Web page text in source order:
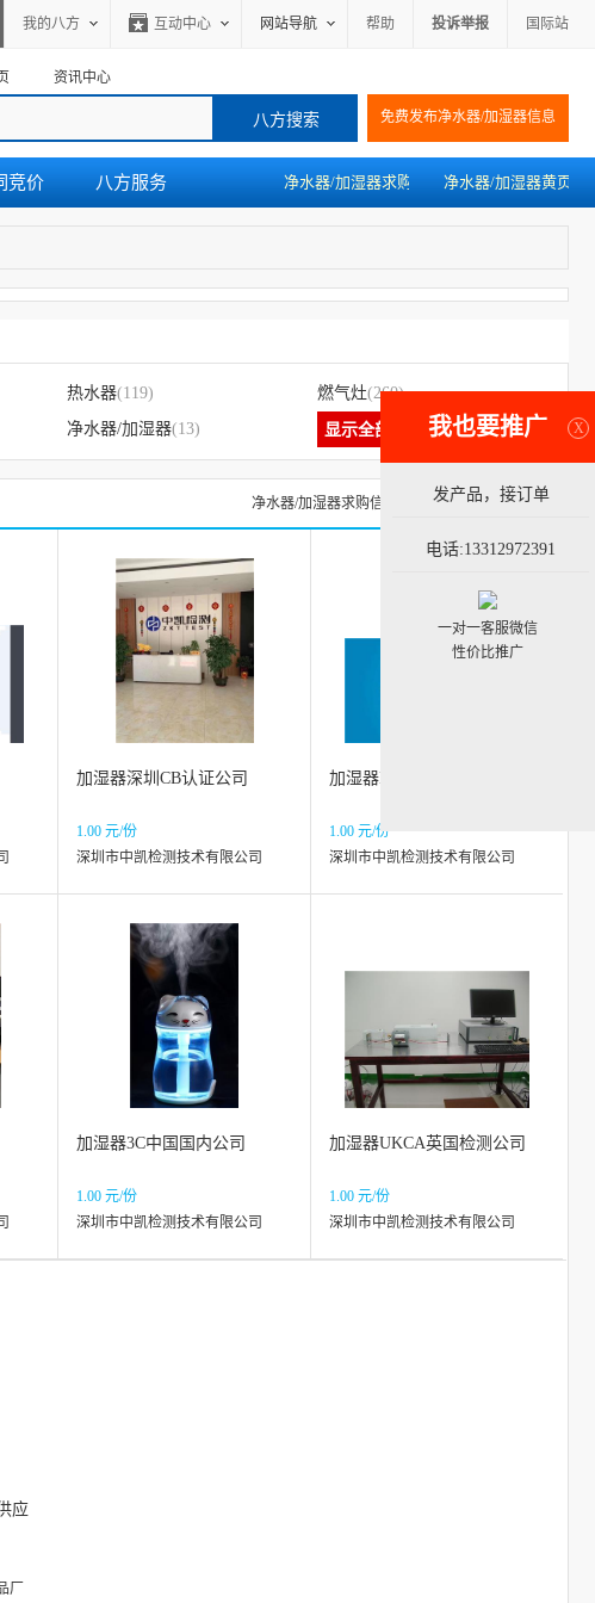
我的八方 互动中心 网站导航 帮助 投诉举报 国际站
免费发布净水器/加湿器信息
资讯中心
竞价 八方服务 净水器/加湿器黄页
净水器/加湿器求购
热水器(119) 燃气灶(260)
净水器/加湿器(13) 显示全部
净水器/加湿器求购信息 净水器/加湿器黄页
加湿器深圳CB认证公司
1.00 元/份
深圳市中凯检测技术有限公司
加湿器EMC认证公司
1.00 元/份
深圳市中凯检测技术有限公司
加湿器3C中国国内公司
1.00 元/份
深圳市中凯检测技术有限公司
加湿器UKCA英国检测公司
1.00 元/份
深圳市中凯检测技术有限公司
应
X
我也要推广
发产品，接订单
电话:13312972391
一对一客服微信
性价比推广